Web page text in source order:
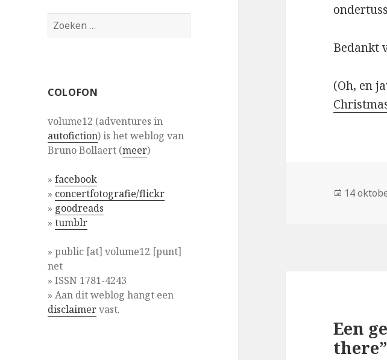
Zoeken
naar:
COLOFON
volume12 (adventures in
autofiction) is het weblog van
Bruno Bollaert (meer)
»facebook
» concertfotografie/flickr
» goodreads
»tumblr
» public [at] volume12 [punt]
net
» ISSN 1781-4243
» Aan dit weblog hangt een
disclaimervast.
Bedankt
(Oh, en
14
Een
there”